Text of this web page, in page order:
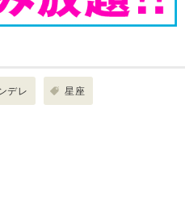
デレ 星座